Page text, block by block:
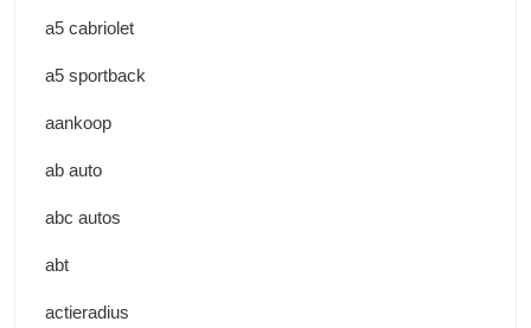
a5 cabriolet
a5 sportback
aankoop
ab auto
abc autos
abt
actieradius